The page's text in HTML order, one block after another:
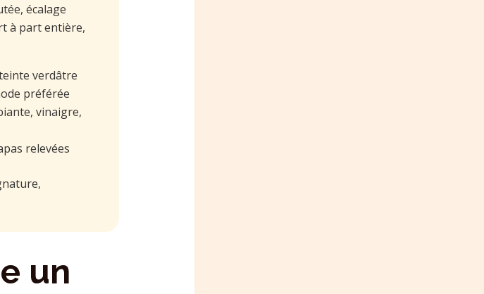
écalage
à part entière,
verdâtre
préférée
vinaigre,
relevées
un